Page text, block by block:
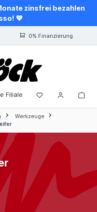
zinsfrei bezahlen
💙
0% Finanzierung
Filiale
Werkzeuge